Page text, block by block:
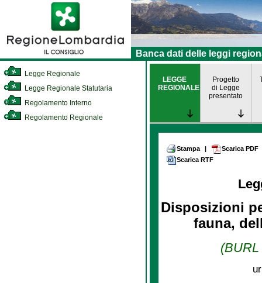
Banca dati delle leggi
Legge Regionale
Legge Regionale Statutaria
Regolamento Interno
Regolamento Regionale
LEGGE
REGIONALE
Progetto
di Legge
presentato
Stampa |
Scarica PDF
Scarica RTF
Disposizioni
fauna,